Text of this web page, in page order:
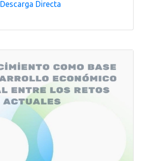
Descarga Directa